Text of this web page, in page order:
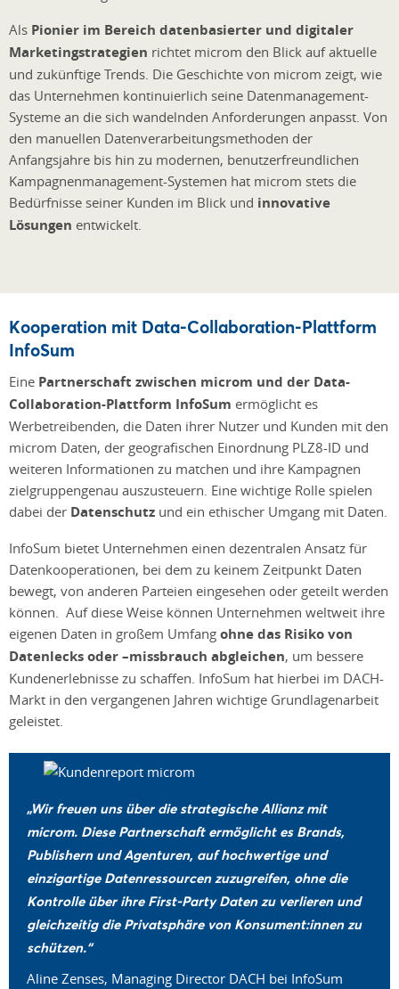
Als Pionier im Bereich datenbasierter und digitaler
Marketingstrategien richtet microm den Blick auf aktuelle
und zukünftige Trends. Die Geschichte von microm zeigt, wie
das Unternehmen kontinuierlich seine Datenmanagement-
Systeme an die sich wandelnden Anforderungen anpasst. Von
den manuellen Datenverarbeitungsmethoden der
Anfangsjahre bis hin zu modernen, benutzerfreundlichen
Kampagnenmanagement-Systemen hat microm stets die
Bedürfnisse seiner Kunden im Blick und innovative
Lösungen entwickelt.
Kooperation mit Data-Collaboration-Plattform
InfoSum
Eine Partnerschaft zwischen microm und der Data-
Collaboration-Plattform InfoSum ermöglicht es
Werbetreibenden, die Daten ihrer Nutzer und Kunden mit den
microm Daten, der geografischen Einordnung PLZ8-ID und
weiteren Informationen zu matchen und ihre Kampagnen
zielgruppengenau auszusteuern. Eine wichtige Rolle spielen
dabei der Datenschutz und ein ethischer Umgang mit Daten.
InfoSum bietet Unternehmen einen dezentralen Ansatz für
Datenkooperationen, bei dem zu keinem Zeitpunkt Daten
bewegt, von anderen Parteien eingesehen oder geteilt werden
können. Auf diese Weise können Unternehmen weltweit ihre
eigenen Daten in großem Umfang ohne das Risiko von
Datenlecks oder –missbrauch abgleichen, um bessere
Kundenerlebnisse zu schaffen. InfoSum hat hierbei im DACH-
Markt in den vergangenen Jahren wichtige Grundlagenarbeit
geleistet.
„Wir freuen uns über die strategische Allianz mit
microm. Diese Partnerschaft ermöglicht es Brands,
Publishern und Agenturen, auf hochwertige und
einzigartige Datenressourcen zuzugreifen, ohne die
Kontrolle über ihre First-Party Daten zu verlieren und
gleichzeitig die Privatsphäre von Konsument:innen zu
schützen.“
Aline Zenses, Managing Director DACH bei InfoSum